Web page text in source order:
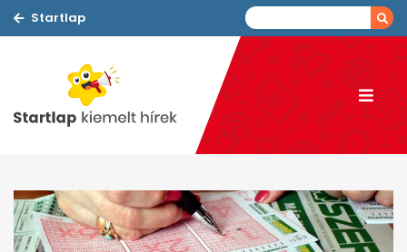
Startlap